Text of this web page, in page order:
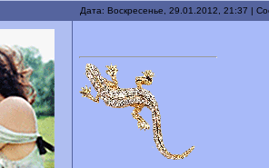
Дата: Воскресенье, 29.01.2012, 21:37 |